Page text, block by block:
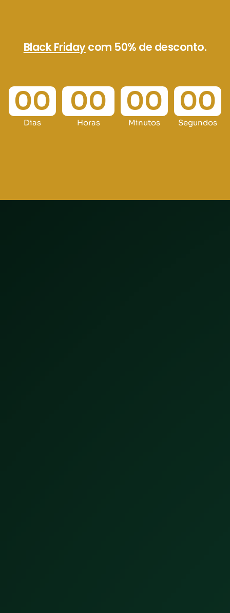
Black Fridaycom 50% de desconto.
00
Dias
00
Horas
00
Minutos
00
Segundos